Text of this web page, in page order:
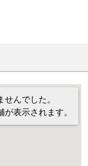
んでした。
表示されます。